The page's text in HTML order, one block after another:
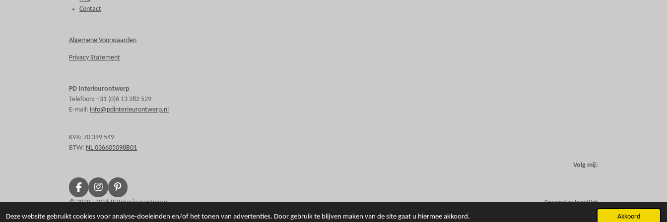
Deze website gebruikt cookies voor analyse-doeleinden en/of het tonen van advertenties. Door gebruik te blijven maken van de site gaat u hiermee akkoord. Akkoord
Contact
Algemene Voorwaarden
Privacy Statement
PD Interieurontwerp
Telefoon: +31 (0)6 13 282 529
E-mail: info@pdinterieurontwerp.nl
KVK: 70 399 549
BTW: NL 036605098B01
Volg mij:
F
a
e
I
n
t
P
i
t
© 2020 - 2026 PDInterieurontwerp Powered byJouwWeb